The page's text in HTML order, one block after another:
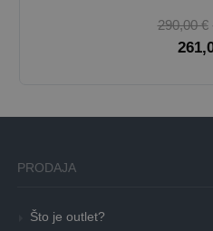
290,00 €
PRODAJA
Što je outlet?